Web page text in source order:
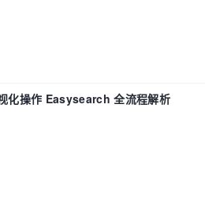
化操作 Easysearch 全流程解析